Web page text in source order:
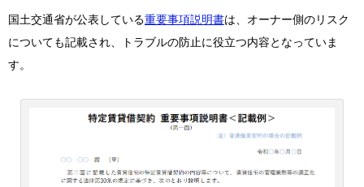
国土交通省が公表している重要事項説明書は、オーナー側のリスク
についても記載され、トラブルの防止に役立つ内容となっていま
す。